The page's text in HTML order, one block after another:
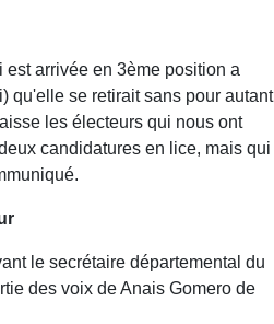
arrivée en 3ème position a
qu'elle se retirait sans pour autant
les électeurs qui nous ont
candidatures en lice, mais qui
le secrétaire départemental du
des voix de Anais Gomero de